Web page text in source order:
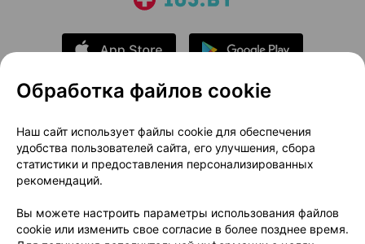
О проекте
Новости проекта
Размещение рекламы
Медицинский маркетинг
Публичный договор
Доставка
Способы оплаты
Вакансии
Партнеры
Обработка файлов cookie
Наш сайт использует файлы cookie для обеспечения
удобства пользователей сайта, его улучшения, сбора
статистики и предоставления персонализированных
рекомендаций.
Вы можете настроить параметры использования файлов
cookie или изменить свое согласие в более позднее время.